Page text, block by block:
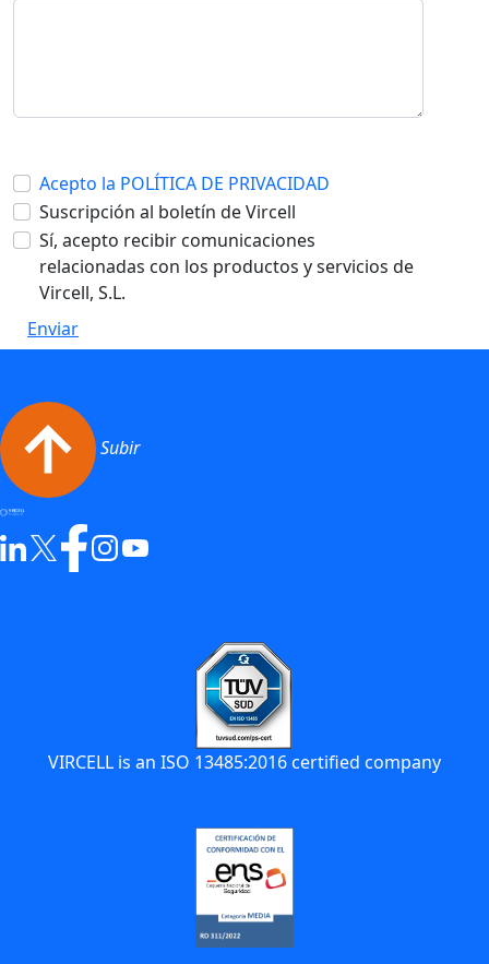
Acepto la POLÍTICA DE PRIVACIDAD
Suscripción al boletín de Vircell
Sí, acepto recibir comunicaciones
relacionadas con los productos y servicios de
Vircell, S.L.
Enviar
Subir
VIRCELL is an ISO 13485:2016 certified company